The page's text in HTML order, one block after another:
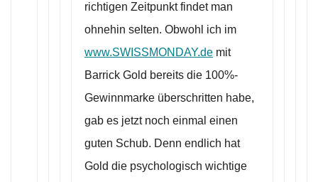
richtigen Zeitpunkt findet man
ohnehin selten. Obwohl ich im
www.SWISSMONDAY.de mit
Barrick Gold bereits die 100%-
Gewinnmarke überschritten habe,
gab es jetzt noch einmal einen
guten Schub. Denn endlich hat
Gold die psychologisch wichtige